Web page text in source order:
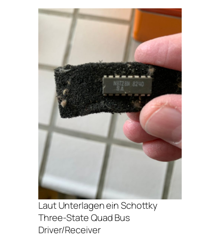
Laut Unterlagen ein Schottky
Three-State Quad Bus
Driver/Receiver